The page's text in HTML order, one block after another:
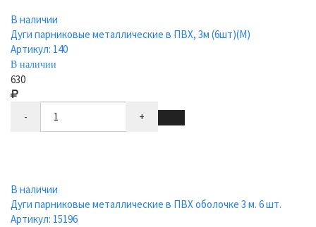
В наличии
Дуги парниковые металлические в ПВХ, 3м (6шт)(М)
Артикул: 140
В наличии
630
- +
В наличии
Дуги парниковые металлические в ПВХ оболочке 3 м. 6 шт.
Артикул: 15196